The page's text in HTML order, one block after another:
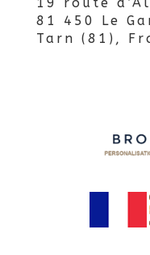
81 450 Le
Tarn (81),